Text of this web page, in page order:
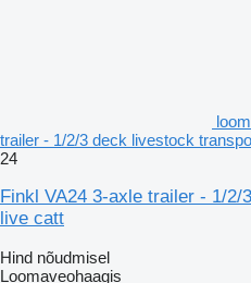
trailer - 1/2/3 deck livestock
24
Finkl VA24 3-axle trailer - 1/
live catt
Hind nõudmisel
Loomaveohaagis